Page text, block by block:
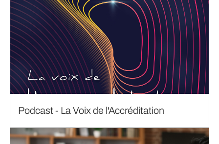
Podcast - La Voix de l'Accréditation